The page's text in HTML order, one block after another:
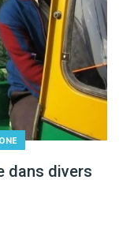
dans divers